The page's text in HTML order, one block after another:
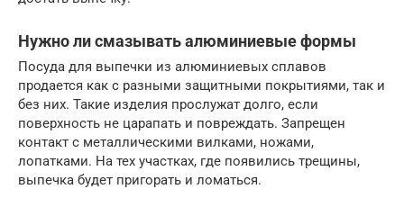
Нужно ли смазывать алюминиевые формы
Посуда для выпечки из алюминиевых сплавов
продается как с разными защитными покрытиями, так и
без них. Такие изделия прослужат долго, если
поверхность не царапать и повреждать. Запрещен
контакт с металлическими вилками, ножами,
лопатками. На тех участках, где появились трещины,
выпечка будет пригорать и ломаться.